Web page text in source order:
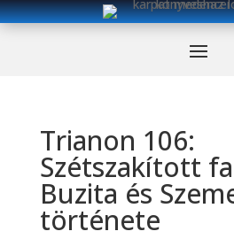
Trianon 106:
Szétszakított
Buzita és
története